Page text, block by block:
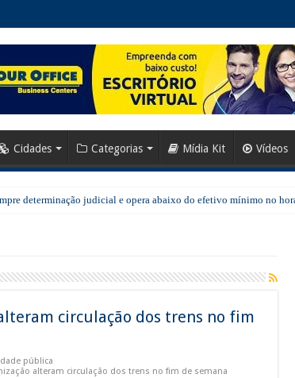
Cidades Categorias Mídia Kit Vídeos
determinação judicial e opera abaixo do efetivo mínimo no
circulação dos trens no fim
pública
alteram circulação dos trens no fim de semana